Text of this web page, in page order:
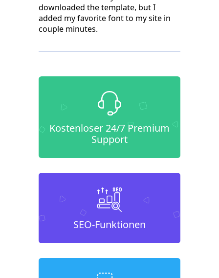
downloaded the template, but I
added my favorite font to my site in
couple minutes.
Kostenloser 24/7 Premium
Support
SEO-Funktionen